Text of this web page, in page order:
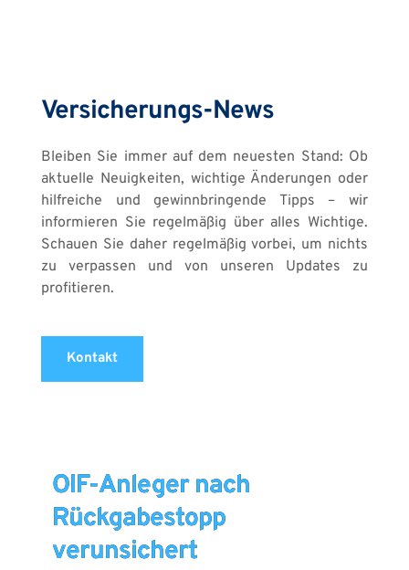
Versicherungs-News
Bleiben Sie immer auf dem neuesten Stand: Ob
aktuelle Neuigkeiten, wichtige Änderungen oder
hilfreiche und gewinnbringende Tipps – wir
informieren Sie regelmäßig über alles Wichtige.
Schauen Sie daher regelmäßig vorbei, um nichts
zu verpassen und von unseren Updates zu
profitieren.
Kontakt
OIF-Anleger nach
Rückgabestopp
verunsichert